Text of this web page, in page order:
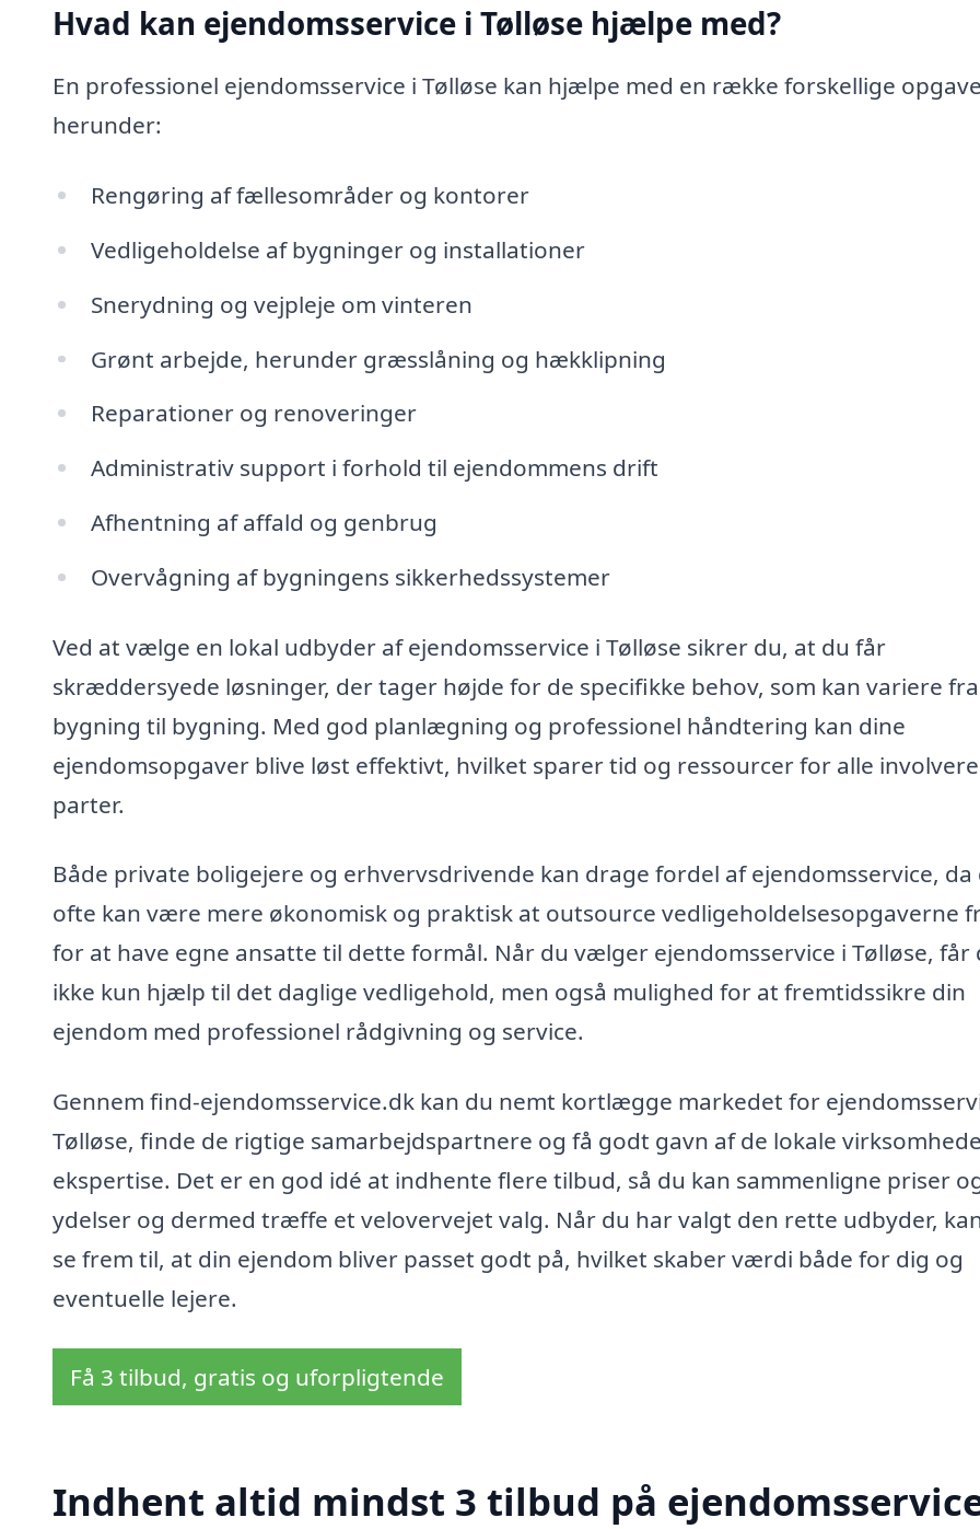
Hvad kan ejendomsservice i Tølløse hjælpe med?
En professionel ejendomsservice i Tølløse kan hjælpe med en række forskellige
herunder:
Rengøring af fællesområder og kontorer
Vedligeholdelse af bygninger og installationer
Snerydning og vejpleje om vinteren
Grønt arbejde, herunder græsslåning og hækklipning
Reparationer og renoveringer
Administrativ support i forhold til ejendommens drift
Afhentning af affald og genbrug
Overvågning af bygningens sikkerhedssystemer
Ved at vælge en lokal udbyder af ejendomsservice i Tølløse sikrer du, at du får
skræddersyede løsninger, der tager højde for de specifikke behov, som kan variere fra
bygning til bygning. Med god planlægning og professionel håndtering kan dine
ejendomsopgaver blive løst effektivt, hvilket sparer tid og ressourcer for alle
parter.
Både private boligejere og erhvervsdrivende kan drage fordel af ejendomsservice, da
ofte kan være mere økonomisk og praktisk at outsource vedligeholdelsesopgaverne
for at have egne ansatte til dette formål. Når du vælger ejendomsservice i Tølløse, får
ikke kun hjælp til det daglige vedligehold, men også mulighed for at fremtidssikre din
ejendom med professionel rådgivning og service.
Gennem find-ejendomsservice.dk kan du nemt kortlægge markedet for
Tølløse, finde de rigtige samarbejdspartnere og få godt gavn af de lokale
ekspertise. Det er en god idé at indhente flere tilbud, så du kan sammenligne priser
ydelser og dermed træffe et velovervejet valg. Når du har valgt den rette udbyder,
se frem til, at din ejendom bliver passet godt på, hvilket skaber værdi både for dig og
eventuelle lejere.
Få 3 tilbud, gratis og uforpligtende
Indhent altid mindst 3 tilbud på